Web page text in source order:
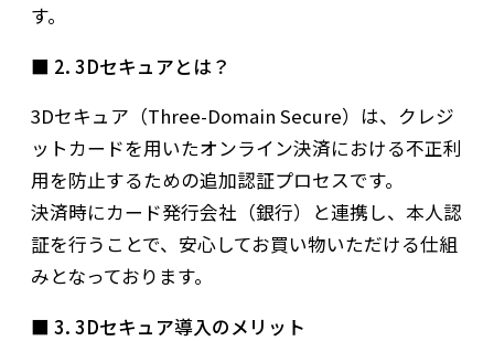
す。
■ 2. 3Dセキュアとは？
3Dセキュア（Three-Domain Secure）は、クレジ
ットカードを用いたオンライン決済における不正利
用を防止するための追加認証プロセスです。
決済時にカード発行会社（銀行）と連携し、本人認
証を行うことで、安心してお買い物いただける仕組
みとなっております。
■ 3. 3Dセキュア導入のメリット